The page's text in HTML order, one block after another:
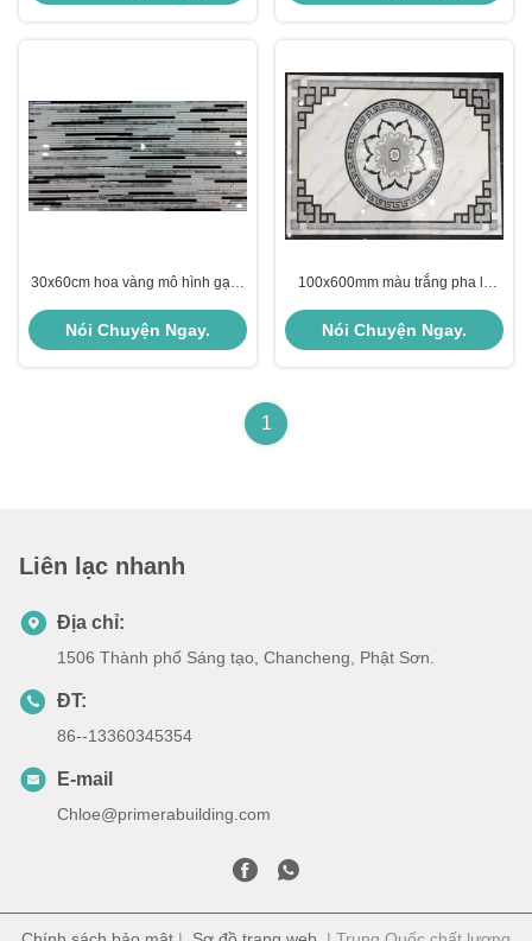
30x60cm hoa vàng mô hình gạch
Nói Chuyện Ngay.
100x600mm màu trắng pha lê
Nói Chuyện Ngay.
1
Liên lạc nhanh
Địa chỉ:
1506 Thành phố Sáng tạo, Chancheng, Phật Sơn.
ĐT:
86--13360345354
E-mail
Chloe@primerabuilding.com